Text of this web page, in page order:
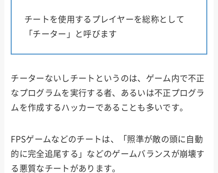
チートを使用するプレイヤーを総称として
「チーター」と呼びます
チーターないしチートというのは、ゲーム内で不正
なプログラムを実行する者、あるいは不正プログラ
ムを作成するハッカーであることも多いです。
FPSゲームなどのチートは、「照準が敵の頭に自動
的に完全追尾する」などのゲームバランスが崩壊す
る悪質なチートがあります。